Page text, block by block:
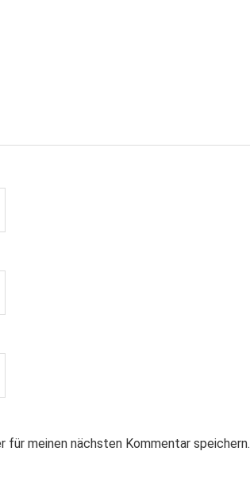
für meinen nächsten Kommentar speichern.